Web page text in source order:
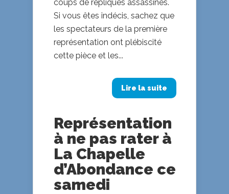
coups de répliques assassines.
Si vous êtes indécis, sachez que
les spectateurs de la première
représentation ont plébiscité
cette pièce et les...
Lire la suite
Représentation
à ne pas rater à
La Chapelle
d’Abondance ce
samedi